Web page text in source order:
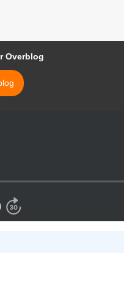
Overblog